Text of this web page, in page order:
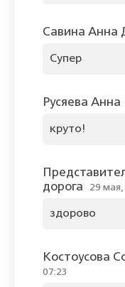
Савина Анна
Супер
Русяева
круто!
дорога
29 мая,
здорово
Костоусова
07:23